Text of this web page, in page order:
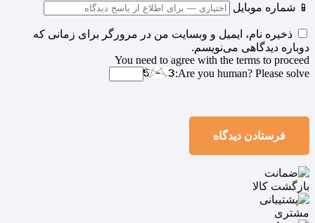
📱 شماره موبایل
ذخیره نام، ایمیل و وبسایت من در مرورگر برای زمانی که
دوباره دیدگاهی می‌نویسم.
You need to agree with the terms to proceed
Are you human? Please solve:
فرستادن دیدگاه